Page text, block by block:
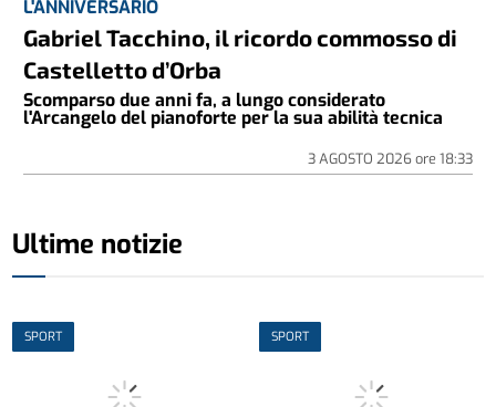
L'ANNIVERSARIO
Gabriel Tacchino, il ricordo commosso di
Castelletto d’Orba
Scomparso due anni fa, a lungo considerato
l'Arcangelo del pianoforte per la sua abilità tecnica
3 AGOSTO 2026ore 18:33
Ultime notizie
SPORT SPORT